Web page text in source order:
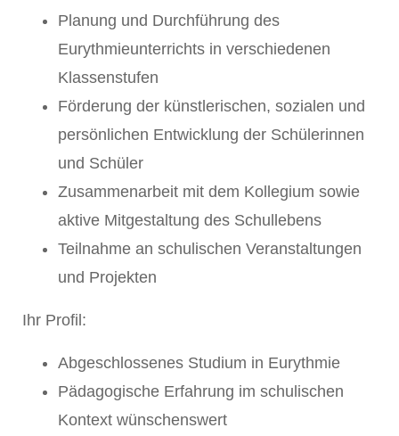
Planung und Durchführung des
Eurythmieunterrichts in verschiedenen
Klassenstufen
Förderung der künstlerischen, sozialen und
persönlichen Entwicklung der Schülerinnen
und Schüler
Zusammenarbeit mit dem Kollegium sowie
aktive Mitgestaltung des Schullebens
Teilnahme an schulischen Veranstaltungen
und Projekten
Ihr Profil:
Abgeschlossenes Studium in Eurythmie
Pädagogische Erfahrung im schulischen
Kontext wünschenswert